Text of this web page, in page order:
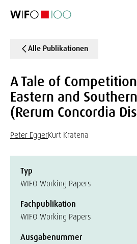
Alle Publikationen
A Tale of
Eastern and
(Rerum Concordia
Peter EggerKurt Kratena
Typ
WIFO Working Papers
Fachpublikation
WIFO Working Papers
Ausgabenummer